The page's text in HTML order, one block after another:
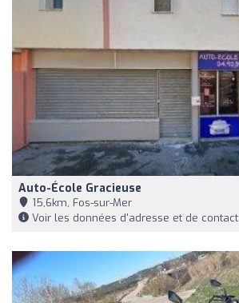
Auto-École Gracieuse
15,6km, Fos-sur-Mer
Voir les données d'adresse et de contact